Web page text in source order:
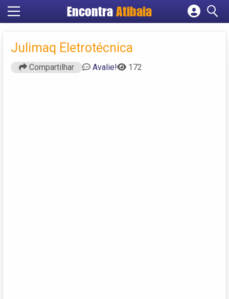
Encontra Atibaia
Cadastrar empresa
Criar conta
Julimaq Eletrotécnica
Compartilhar Avalie! 172